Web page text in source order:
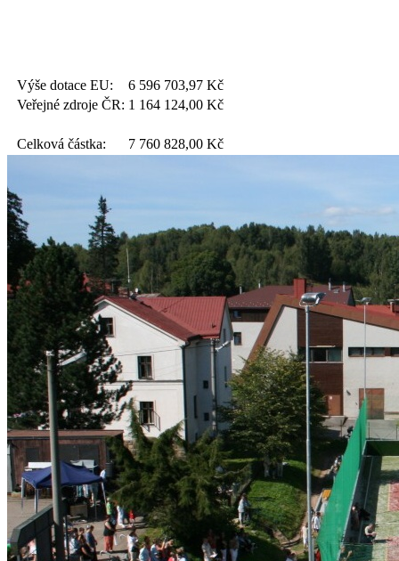
Výše dotace EU: 6 596 703,97 Kč
Veřejné zdroje ČR: 1 164 124,00 Kč
Celková částka: 7 760 828,00 Kč